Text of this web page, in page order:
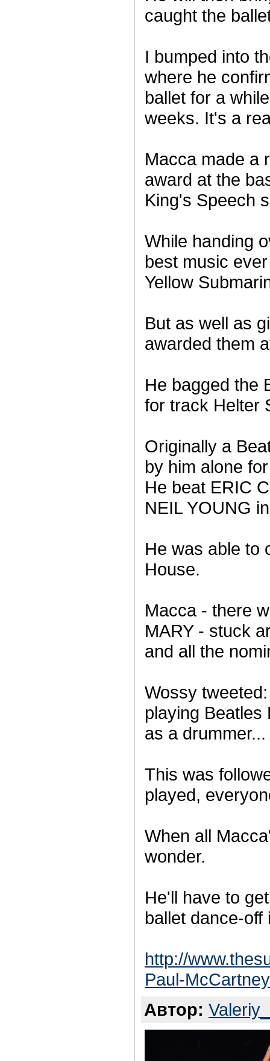
caught the
I bumped into
where he
ballet for a
weeks. It's a
Macca made a
award at the
King's Speech
While handing
best music
Yellow
But as well as
awarded them
He bagged the
for track Helter
Originally a
by him alone
He beat ERIC
NEIL YOUNG
He was able to
House.
Macca - there
MARY - stuck
and all the
Wossy
playing Beatles
as a drummer...
This was
played,
When all
wonder.
He'll have to
ballet dance-off
http://
Paul-
Автор: